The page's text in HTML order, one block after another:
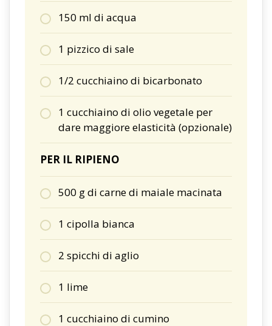
150 ml di acqua
1 pizzico di sale
1/2 cucchiaino di bicarbonato
1 cucchiaino di olio vegetale per
dare maggiore elasticità (opzionale)
PER IL RIPIENO
500 g di carne di maiale macinata
1 cipolla bianca
2 spicchi di aglio
1 lime
1 cucchiaino di cumino